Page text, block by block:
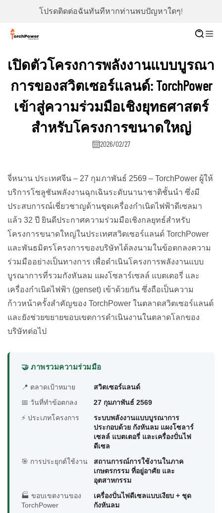
โปรดติดต่อฉันทันทีหากท่านพบปัญหาใดๆ!
เปิดตัวโครงการพลังงานแบบบูรณา
การของสวิตเซอร์แลนด์: TorchPower
เข้าสู่ความร่วมมือเชิงยุทธศาสตร์
สำหรับโครงการขนาดใหญ่
2026/02/27
จี่หนาน ประเทศจีน – 27 กุมภาพันธ์ 2569 – TorchPower ผู้ให้
บริการโซลูชันพลังงานฉุกเฉินระดับนานาชาติชั้นนำ ซึ่งมี
ประสบการณ์เชี่ยวชาญด้านชุดเครื่องกำเนิดไฟฟ้าดีเซลมา
แล้ว 32 ปี ยินดีประกาศความร่วมมือเชิงกลยุทธ์สำหรับ
โครงการขนาดใหญ่ในประเทศสวิตเซอร์แลนด์ TorchPower
และพันธมิตรโครงการของบริษัทได้ลงนามในข้อตกลงความ
ร่วมมืออย่างเป็นทางการ เพื่อดำเนินโครงการพลังงานแบบ
บูรณาการที่รวมกังหันลม แผงโซลาร์เซลล์ แบตเตอรี่ และ
เครื่องกำเนิดไฟฟ้า (genset) เข้าด้วยกัน ซึ่งถือเป็นความ
ก้าวหน้าครั้งสำคัญของ TorchPower ในตลาดสวิตเซอร์แลนด์
และยังช่วยขยายขอบเขตการดำเนินงานในตลาดโลกของ
บริษัทต่อไป
🤝 ภาพรวมความร่วมมือ
📍 ตลาดเป้าหมาย
สวิตเซอร์แลนด์
📅 วันที่ทำข้อตกลง
27 กุมภาพันธ์ 2569
⚡ ประเภทโครงการ
ระบบพลังงานแบบบูรณาการ
ประกอบด้วย กังหันลม แผงโซลาร์
เซลล์ แบตเตอรี่ และเครื่องปั่นไฟ
ดีเซล
🎯 การประยุกต์ใช้งาน
สถานการณ์การใช้งานในภาค
เกษตรกรรม ที่อยู่อาศัย และ
อุตสาหกรรม
🏭 ขอบเขตงานของ
TorchPower
เครื่องปั่นไฟดีเซลแบบเงียบ + ชุด
กังหันลม